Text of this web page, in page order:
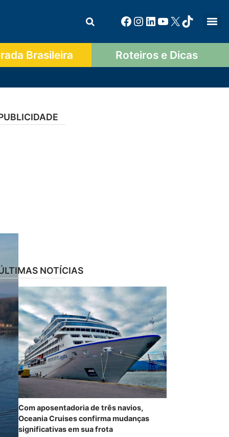
Brasileira Roteiros e Dicas
NOTÍCIAS
Com aposentadoria de três navios,
Oceania Cruises confirma mudanças
significativas em sua frota